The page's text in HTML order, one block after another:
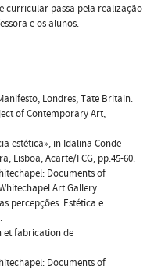
curricular passa pela realização
e os alunos.
Londres, Tate Britain.
of Contemporary Art,
estética», in Idalina Conde
Lisboa, Acarte/FCG, pp.45-60.
Documents of
Art Gallery.
percepções. Estética e
et fabrication de
Documents of